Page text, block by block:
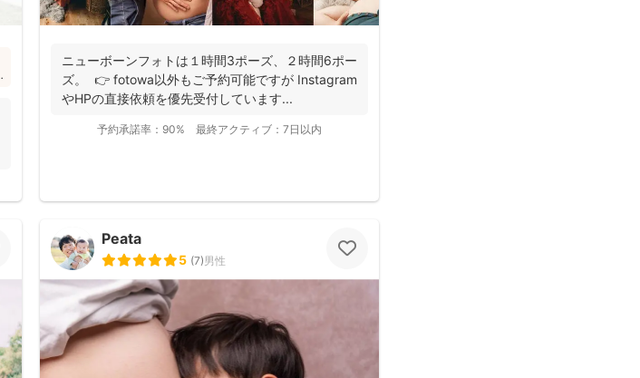
ニューボーンフォトは１時間3ポーズ、２時間6ポー
ズ。 👉 fotowa以外もご予約可能ですが Instagram
やHPの直接依頼を優先受付しています...
予約承諾率： 90% 最終アクティブ： 7日以内
Peata
5 (7)男性